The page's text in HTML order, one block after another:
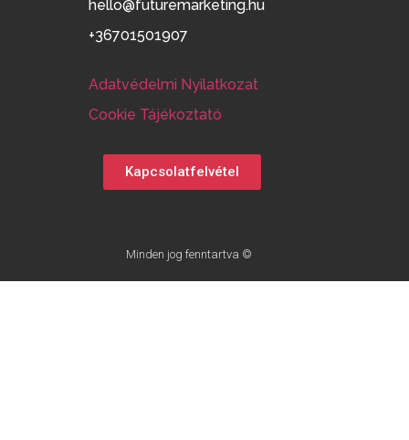
hello@futuremarketing.hu
+36701501907
Adatvédelmi Nyilatkozat
Cookie Tájékoztató
Kapcsolatfelvétel
Minden jog fenntartva ©